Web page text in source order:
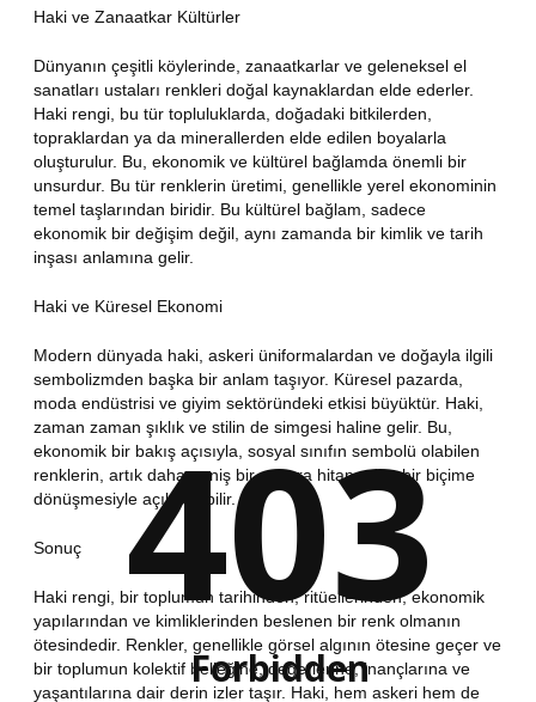
Haki ve Zanaatkar Kültürler
Dünyanın çeşitli köylerinde, zanaatkarlar ve geleneksel el
sanatları ustaları renkleri doğal kaynaklardan elde ederler.
Haki rengi, bu tür topluluklarda, doğadaki bitkilerden,
topraklardan ya da minerallerden elde edilen boyalarla
oluşturulur. Bu, ekonomik ve kültürel bağlamda önemli bir
unsurdur. Bu tür renklerin üretimi, genellikle yerel ekonominin
temel taşlarından biridir. Bu kültürel bağlam, sadece
ekonomik bir değişim değil, aynı zamanda bir kimlik ve tarih
inşası anlamına gelir.
Haki ve Küresel Ekonomi
Modern dünyada haki, askeri üniformalardan ve doğayla ilgili
sembolizmden başka bir anlam taşıyor. Küresel pazarda,
moda endüstrisi ve giyim sektöründeki etkisi büyüktür. Haki,
zaman zaman şıklık ve stilin de simgesi haline gelir. Bu,
ekonomik bir bakış açısıyla, sosyal sınıfın sembolü olabilen
renklerin, artık daha geniş bir pazara hitap eden bir biçime
dönüşmesiyle açıklanabilir.
Sonuç
Haki rengi, bir toplumun tarihinden, ritüellerinden, ekonomik
yapılarından ve kimliklerinden beslenen bir renk olmanın
ötesindedir. Renkler, genellikle görsel algının ötesine geçer ve
bir toplumun kolektif belleğine, değerlerine, inançlarına ve
yaşantılarına dair derin izler taşır. Haki, hem askeri hem de
403
Forbidden